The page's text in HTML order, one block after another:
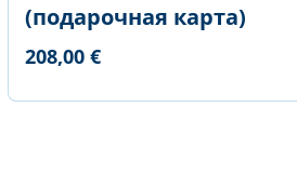
(подарочная карта)
208,00 €